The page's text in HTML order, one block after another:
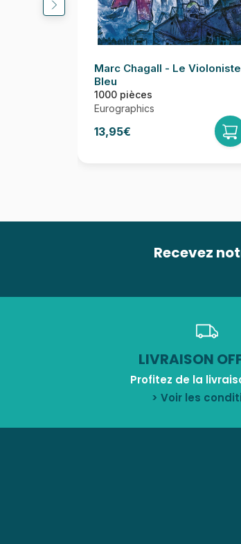
Marc Chagall - Le Violoniste
Bleu
1000 pièces
Eurographics
13,95€
Recevez
LIVRAISON
Profitez de la
> Voir les